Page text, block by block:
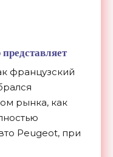
французский
рынка, как
Peugeot, при